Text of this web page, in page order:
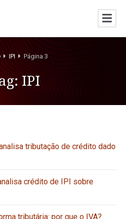
IPI Página 3
IPI
tributação de crédito dado
crédito de IPI sobre
tributária: por que o IVA?